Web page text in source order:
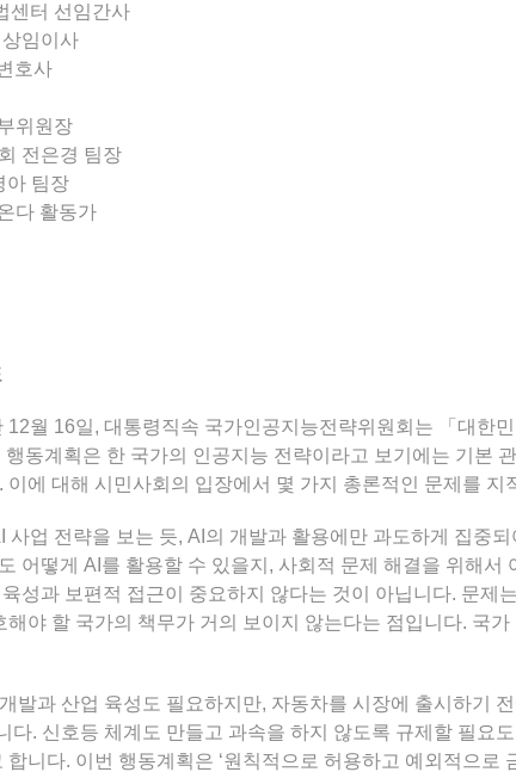
센터 선임간사
임이사
호사
위원장
전은경 팀장
아 팀장
다 활동가
월 16일, 대통령직속 국가인공지능전략위원회는 「대한
동계획은 한 국가의 인공지능 전략이라고 보기에는 기본
에 대해 시민사회의 입장에서 몇 가지 총론적인 문제를 지
업 전략을 보는 듯, AI의 개발과 활용에만 과도하게 집중되
어떻게 AI를 활용할 수 있을지, 사회적 문제 해결을 위해서
성과 보편적 접근이 중요하지 않다는 것이 아닙니다. 문제
야 할 국가의 책무가 거의 보이지 않는다는 점입니다. 국가
발과 산업 육성도 필요하지만, 자동차를 시장에 출시하기
다. 신호등 체계도 만들고 과속을 하지 않도록 규제할 필요
니다. 이번 행동계획은 ‘원칙적으로 허용하고 예외적으로